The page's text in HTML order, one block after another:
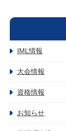
IML情報
大会情報
資格情報
お知らせ